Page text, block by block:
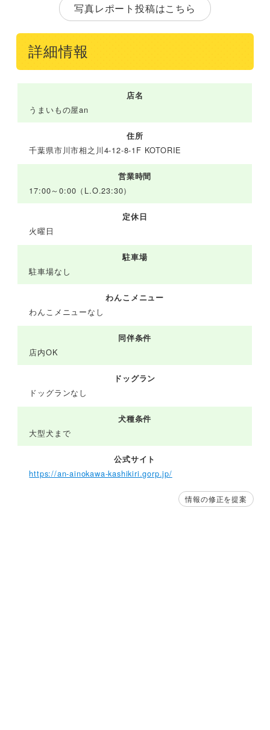
写真レポート投稿はこちら
詳細情報
店名
うまいもの屋an
住所
千葉県市川市相之川4-12-8-1F KOTORIE
営業時間
17:00～0:00（L.O.23:30）
定休日
火曜日
駐車場
駐車場なし
わんこメニュー
わんこメニューなし
同伴条件
店内OK
ドッグラン
ドッグランなし
犬種条件
大型犬まで
公式サイト
https://an-ainokawa-kashikiri.gorp.jp/
情報の修正を提案